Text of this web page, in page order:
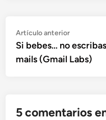
Navegación
de
entradas
Artículo anteriorArtículo
anterior:
Si bebes… no escribas
mails (Gmail Labs)
5 comentarios